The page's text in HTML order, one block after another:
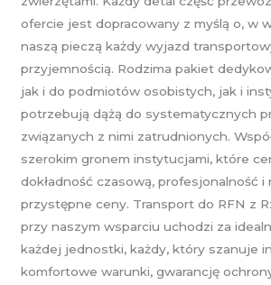
ofercie jest dopracowany z myślą o, w
naszą pieczą każdy wyjazd
przyjemnością. Rodzima pakiet
jak i do podmiotów osobistych, jak i
potrzebują dążą do systematycznych
związanych z nimi zatrudnionych.
szerokim gronem instytucjami, które
dokładność czasową, profesjonalność i
przystępne ceny. Transport do RFN z
przy naszym wsparciu uchodzi za
każdej jednostki, każdy, który szanuje
komfortowe warunki, gwarancję